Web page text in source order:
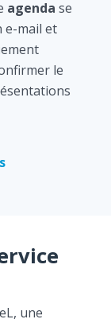
agenda se
e-mail et
le
une